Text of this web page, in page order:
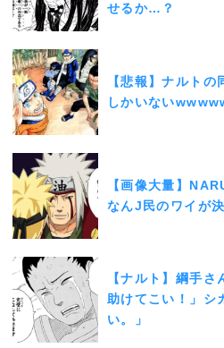
せるか…？
【悲報】ナルト
しかいない
【画像大量】
なんJ民のワイが
【ナルト】綱手
助けてこい！」
い。」